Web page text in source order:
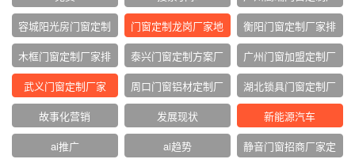
家
容城阳光房门窗定制
厂家
门窗定制龙岗厂家地
址
衡阳门窗定制厂家排
名
木框门窗定制厂家排
名
泰兴门窗定制方案厂
家
广州门窗加盟定制厂
家
武义门窗定制厂家
周口门窗铝材定制厂
家
湖北锁具门窗定制厂
家
故事化营销 发展现状
新能源汽车
ai推广
ai趋势 静音门窗招商厂家定